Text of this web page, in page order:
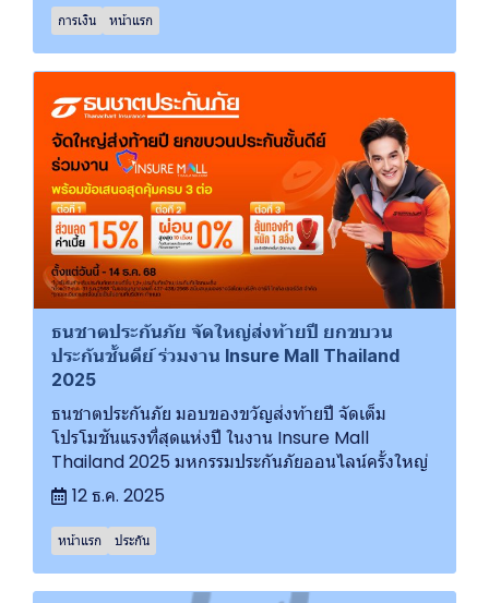
การเงิน หน้าแรก
ธนชาตประกันภัย จัดใหญ่ส่งท้ายปี ยกขบวน
ประกันชั้นดีย์ ร่วมงาน Insure Mall Thailand
2025
ธนชาตประกันภัย มอบของขวัญส่งท้ายปี จัดเต็ม
โปรโมชันแรงที่สุดแห่งปี ในงาน Insure Mall
Thailand 2025 มหกรรมประกันภัยออนไลน์ครั้งใหญ่
12 ธ.ค. 2025
หน้าแรก ประกัน